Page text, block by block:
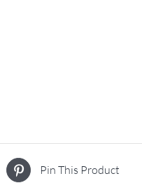
Pin This Product